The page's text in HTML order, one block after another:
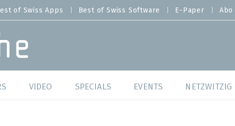
of Swiss Apps Best of Swiss Software E-Paper Abo
VIDEO SPECIALS EVENTS NETZWITZIG